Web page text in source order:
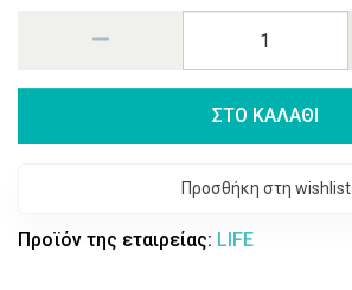
ΣΤΟ ΚΑΛΑΘΙ
Προσθήκη στη wishlist
Προϊόν της εταιρείας: LIFE